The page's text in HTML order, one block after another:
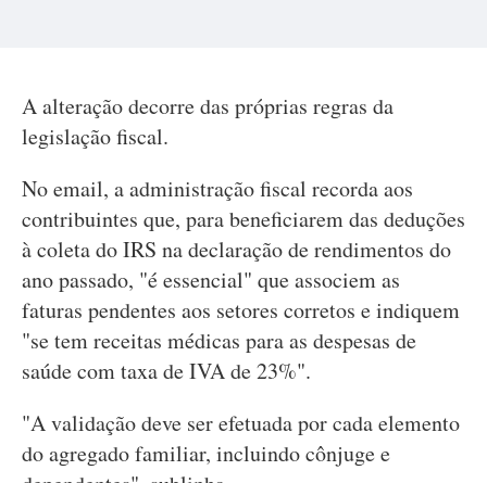
A alteração decorre das próprias regras da
legislação fiscal.
No email, a administração fiscal recorda aos
contribuintes que, para beneficiarem das deduções
à coleta do IRS na declaração de rendimentos do
ano passado, "é essencial" que associem as
faturas pendentes aos setores corretos e indiquem
"se tem receitas médicas para as despesas de
saúde com taxa de IVA de 23%".
"A validação deve ser efetuada por cada elemento
do agregado familiar, incluindo cônjuge e